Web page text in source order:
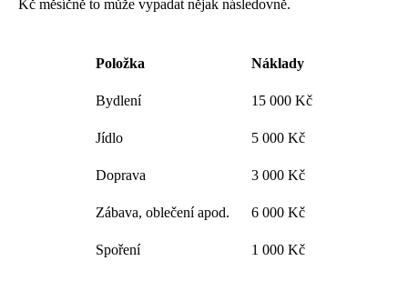
Kč měsíčně to může vypadat nějak následovně.
Položka Náklady
Bydlení 15 000 Kč
Jídlo 5 000 Kč
Doprava 3 000 Kč
Zábava, oblečení apod. 6 000 Kč
Spoření 1 000 Kč